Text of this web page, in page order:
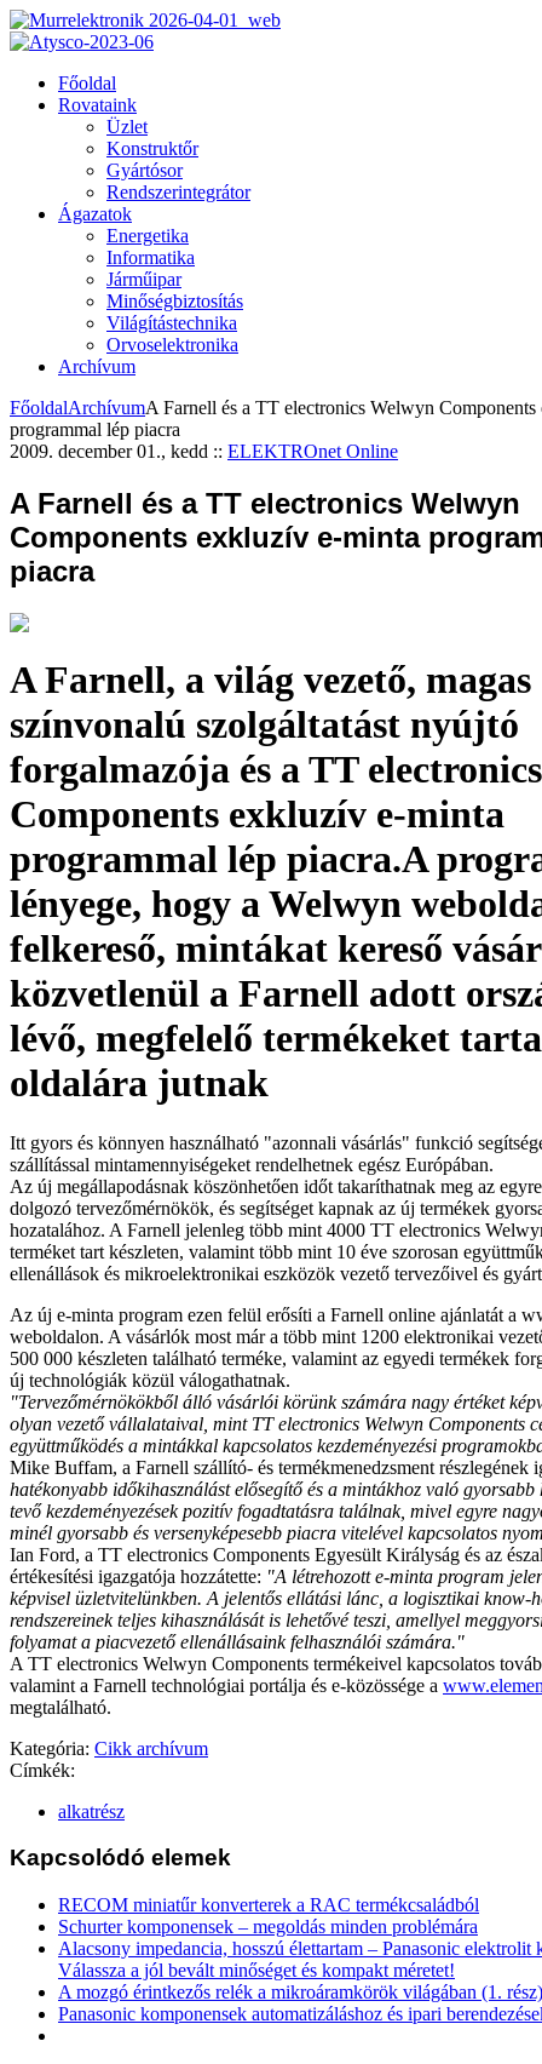
Főoldal
Rovataink
Üzlet
Konstruktőr
Gyártósor
Rendszerintegrátor
Ágazatok
Energetika
Informatika
Járműipar
Minőségbiztosítás
Világítástechnika
Orvoselektronika
Archívum
FőoldalArchívumA Farnell és a TT electronics Welwyn
programmal lép piacra
2009. december 01., kedd :: ELEKTROnet Online
A Farnell és a TT electronics Welwyn
Components exkluzív e-minta
piacra
A Farnell, a világ vezető, magas
színvonalú szolgáltatást nyújtó
forgalmazója és a TT
Components exkluzív e-minta
programmal lép piacra.A
lényege, hogy a Welwyn
felkereső, mintákat kereső
közvetlenül a Farnell adott
lévő, megfelelő termékeket
oldalára jutnak
Itt gyors és könnyen használható "azonnali vásárlás" funkció
szállítással mintamennyiségeket rendelhetnek egész Európában.
Az új megállapodásnak köszönhetően időt takaríthatnak meg az
dolgozó tervezőmérnökök, és segítséget kapnak az új termékek
hozatalához. A Farnell jelenleg több mint 4000 TT electronics
terméket tart készleten, valamint több mint 10 éve szorosan
ellenállások és mikroelektronikai eszközök vezető tervezőivel és
Az új e-minta program ezen felül erősíti a Farnell online ajánlatát a
weboldalon. A vásárlók most már a több mint 1200 elektronikai
500 000 készleten található terméke, valamint az egyedi termékek
új technológiák közül válogathatnak.
"Tervezőmérnökökből álló vásárlói körünk számára nagy értéket
olyan vezető vállalataival, mint TT electronics Welwyn Components
együttműködés a mintákkal kapcsolatos kezdeményezési
Mike Buffam, a Farnell szállító- és termékmenedzsment részlegének
hatékonyabb időkihasználást elősegítő és a mintákhoz való gyorsabb
tevő kezdeményezések pozitív fogadtatásra találnak, mivel egyre
minél gyorsabb és versenyképesebb piacra vitelével kapcsolatos
Ian Ford, a TT electronics Components Egyesült Királyság és az
értékesítési igazgatója hozzátette: "A létrehozott e-minta program
képvisel üzletvitelünkben. A jelentős ellátási lánc, a logisztikai know-
rendszereinek teljes kihasználását is lehetővé teszi, amellyel
folyamat a piacvezető ellenállásaink felhasználói számára."
A TT electronics Welwyn Components termékeivel kapcsolatos
valamint a Farnell technológiai portálja és e-közössége a
megtalálható.
Kategória: Cikk archívum
Címkék:
alkatrész
Kapcsolódó elemek
RECOM miniatűr konverterek a RAC termékcsaládból
Schurter komponensek – megoldás minden problémára
Alacsony impedancia, hosszú élettartam – Panasonic elektrolit
Válassza a jól bevált minőséget és kompakt méretet!
A mozgó érintkezős relék a mikroáramkörök világában (1. rész)
Panasonic komponensek automatizáláshoz és ipari